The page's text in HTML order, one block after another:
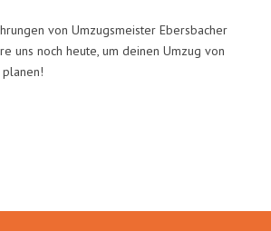
von Umzugsmeister Ebersbacher
uns noch heute, um deinen Umzug von